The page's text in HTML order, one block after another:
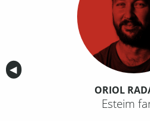
Anterior
◀︎
ORIOL
Esteim